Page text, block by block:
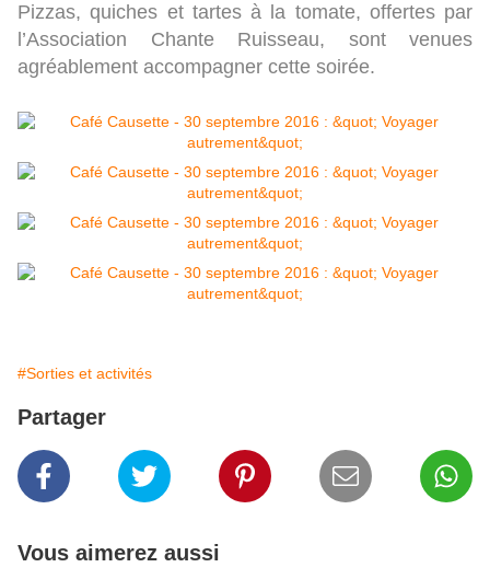
Pizzas, quiches et tartes à la tomate, offertes par
l’Association Chante Ruisseau, sont venues
agréablement accompagner cette soirée.
#Sorties et activités
Partager
Vous aimerez aussi